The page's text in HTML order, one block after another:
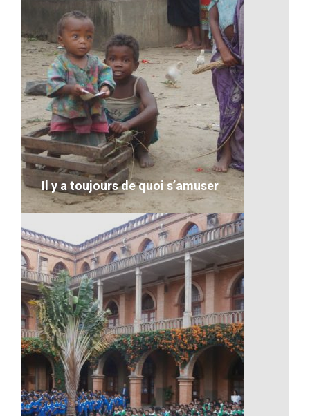
Quelques visages malgaches
VOIR LE DÉTAIL
Il y a toujours de quoi s’amuser